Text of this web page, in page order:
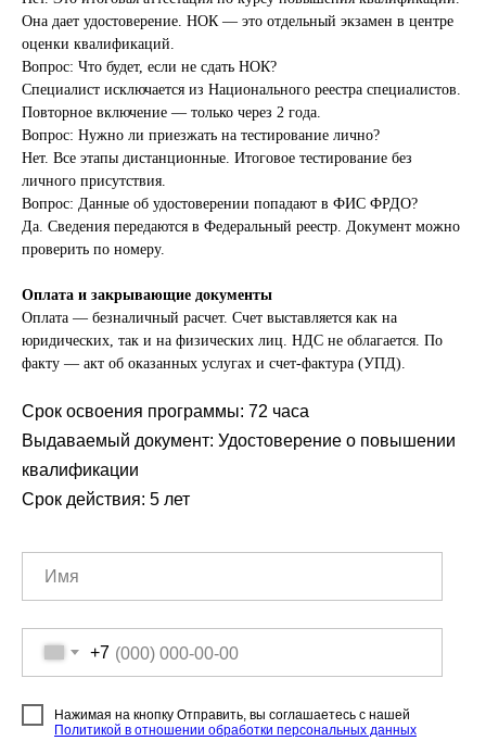
Она дает удостоверение. НОК — это отдельный экзамен в центре
оценки квалификаций.
Вопрос: Что будет, если не сдать НОК?
Специалист исключается из Национального реестра специалистов.
Повторное включение — только через 2 года.
Вопрос: Нужно ли приезжать на тестирование лично?
Нет. Все этапы дистанционные. Итоговое тестирование без
личного присутствия.
Вопрос: Данные об удостоверении попадают в ФИС ФРДО?
Да. Сведения передаются в Федеральный реестр. Документ можно
проверить по номеру.
Оплата и закрывающие документы
Оплата — безналичный расчет. Счет выставляется как на
юридических, так и на физических лиц. НДС не облагается. По
факту — акт об оказанных услугах и счет-фактура (УПД).
Срок освоения программы: 72 часа
Выдаваемый документ: Удостоверение о повышении
квалификации
Срок действия: 5 лет
+7
Нажимая на кнопку Отправить, вы соглашаетесь с нашей
Политикой в отношении обработки персональных данных